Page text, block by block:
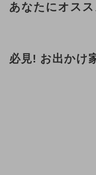
あなたにオス
必見! お出かけ